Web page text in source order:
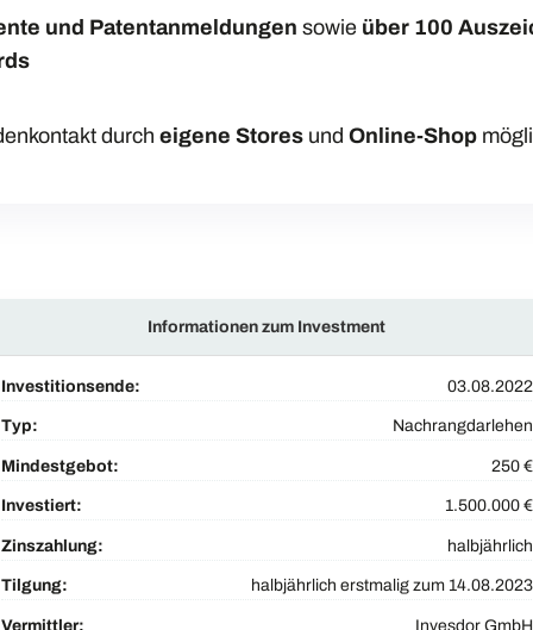
und Patentanmeldungen sowie über 100
durch eigene Stores und Online-Shop
Informationen zum Investment
Investitionsende: 03.08.2022
Typ: Nachrangdarlehen
Mindestgebot: 250 €
Investiert: 1.500.000 €
Zinszahlung: halbjährlich
Tilgung: halbjährlich erstmalig zum 14.08.2023
Vermittler: Invesdor GmbH